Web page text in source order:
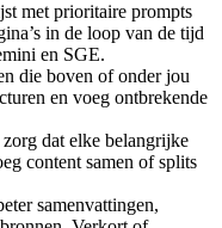
met prioritaire prompts
in de loop van de tijd
en SGE.
die boven of onder jou
en voeg ontbrekende
dat elke belangrijke
content samen of splits
samenvattingen,